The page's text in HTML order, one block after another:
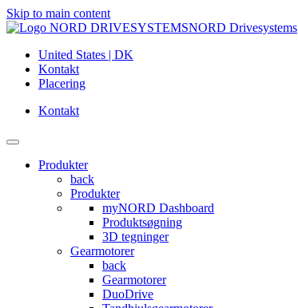
Skip to main content
NORD Drivesystems
United States | DK
Kontakt
Placering
Kontakt
Produkter
back
Produkter
myNORD Dashboard
Produktsøgning
3D tegninger
Gearmotorer
back
Gearmotorer
DuoDrive